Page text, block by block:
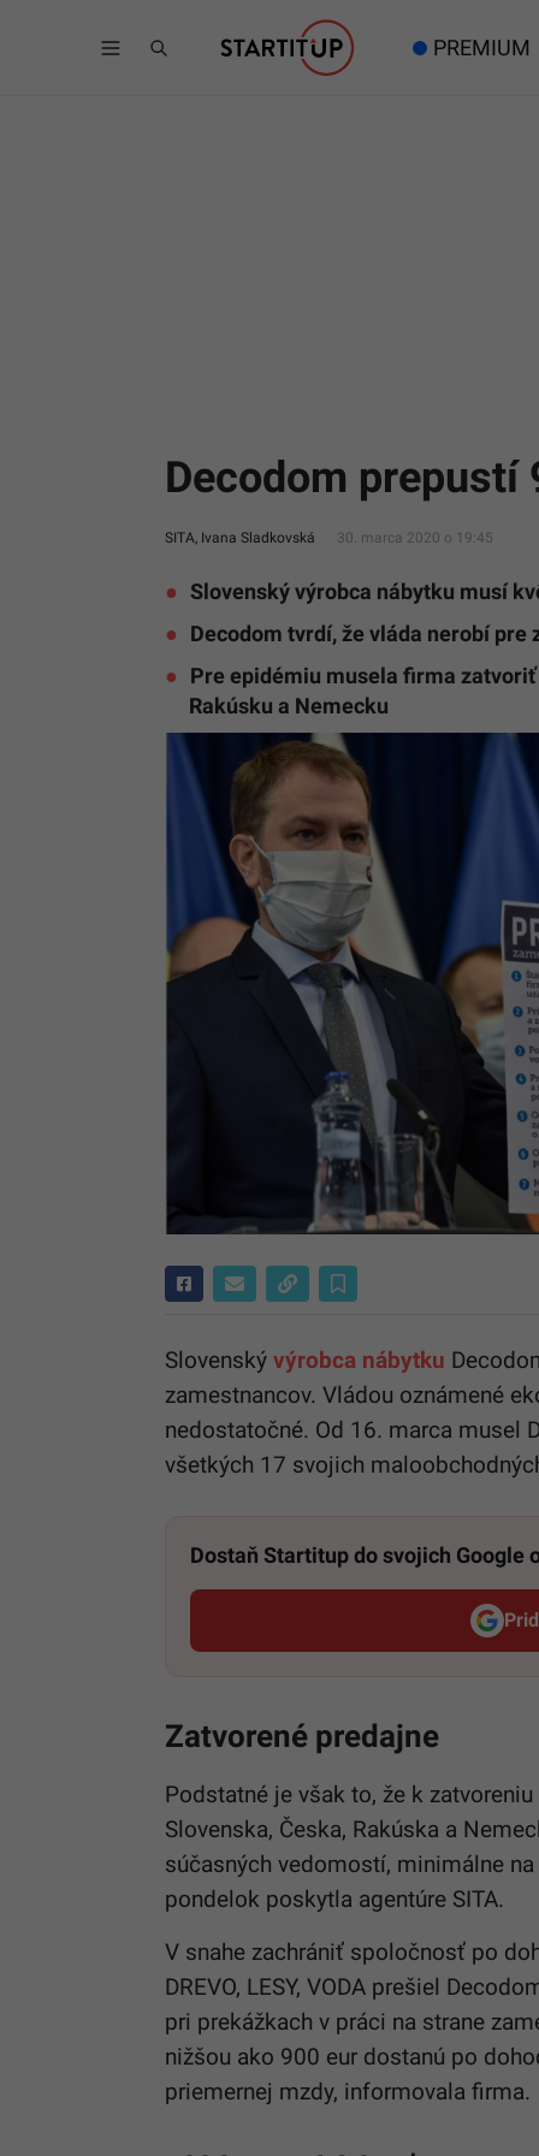
PREMIUM
Decodom prepustí
SITA, Ivana Sladkovská 30. marca 2020 o 19:45
Slovenský výrobca nábytku musí
Decodom tvrdí, že vláda nerobí
Pre epidémiu musela firma
Rakúsku a Nemecku
Slovenský výrobca nábytku
zamestnancov. Vládou oznámené
nedostatočné. Od 16. marca musel
všetkých 17 svojich
Dostaň Startitup do svojich Google
Zatvorené predajne
Podstatné je však to, že k
Slovenska, Česka, Rakúska a
súčasných vedomostí, minimálne
pondelok poskytla agentúre SITA.
V snahe zachrániť spoločnosť po
DREVO, LESY, VODA prešiel
pri prekážkach v práci na strane
nižšou ako 900 eur dostanú po
priemernej mzdy, informovala firma.